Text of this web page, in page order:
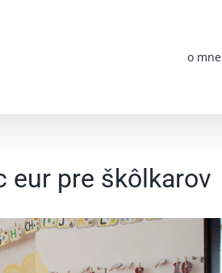
o mne
eur pre škôlkarov